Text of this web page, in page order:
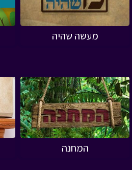
מעשה שהיה
המחנה